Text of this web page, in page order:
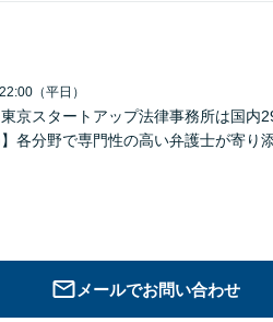
（平日）
京スタートアップ法律事務所は国内
各分野で専門性の高い弁護士が寄り
メールでお問い合わせ